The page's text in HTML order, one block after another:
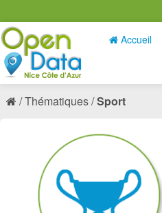
Accueil
Thématiques Sport